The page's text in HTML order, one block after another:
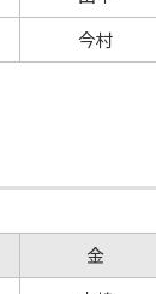
今村
金